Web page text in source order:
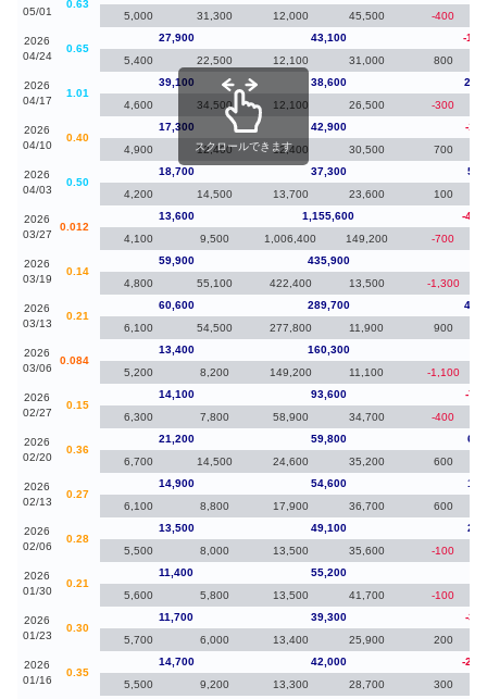
05/01
0.63
5,000
31,300 12,000 45,500 -400
2026
04/24
0.65
27,900 43,100
-
5,400
22,500 12,100 31,000 800
2026
04/17
1.01
39,100 38,600
4,600
34,500 12,100 26,500 -300
2026
04/10
0.40
17,300 42,900
-
4,900
12,400 12,400 30,500 700
2026
04/03
0.50
18,700 37,300
4,200
14,500 13,700 23,600 100
2026
03/27
0.012
13,600 1,155,600
-
4,100
9,500 1,006,400 149,200 -700
2026
03/19
0.14
59,900 435,900
4,800
55,100 422,400 13,500 -1,300
2026
03/13
0.21
60,600 289,700
6,100
54,500 277,800 11,900 900
2026
03/06
0.084
13,400 160,300
5,200
8,200 149,200 11,100 -1,100
2026
02/27
0.15
14,100 93,600
-
6,300
7,800 58,900 34,700 -400
2026
02/20
0.36
21,200 59,800
6,700
14,500 24,600 35,200 600
2026
02/13
0.27
14,900 54,600
6,100
8,800 17,900 36,700 600
2026
02/06
0.28
13,500 49,100
5,500
8,000 13,500 35,600 -100
2026
01/30
0.21
11,400 55,200
5,600
5,800 13,500 41,700 -100
2026
01/23
0.30
11,700 39,300
-
5,700
6,000 13,400 25,900 200
2026
01/16
0.35
14,700 42,000
-
5,500
9,200 13,300 28,700 300
スクロールできます